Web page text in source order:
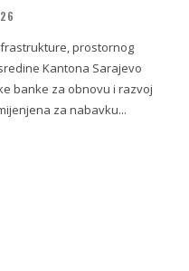
prostornog
Kantona Sarajevo
banke za obnovu i razvoj
za nabavku...